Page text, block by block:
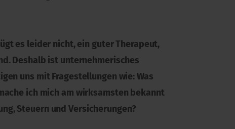
es leider nicht, ein guter Therapeut,
Deshalb ist unternehmerisches
uns mit Fragestellungen wie: Was
ich mich am wirksamsten bekannt
Steuern und Versicherungen?